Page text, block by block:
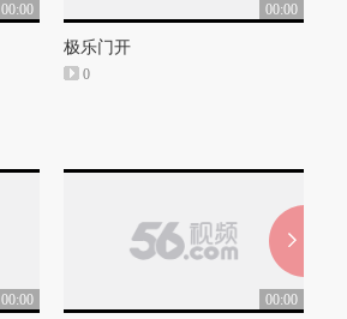
00:00 00:00
极乐门开
0
00:00 00:00